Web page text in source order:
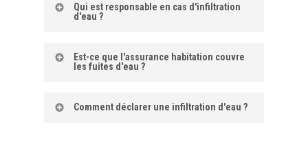
Qui est responsable en cas d'infiltration
d'eau ?
responsabilité concernant des dommages liés
toit, mais aussi des canalisations.
Est-ce que l'assurance habitation couvre
les fuites d'eau ?
Comment déclarer une infiltration d'eau ?